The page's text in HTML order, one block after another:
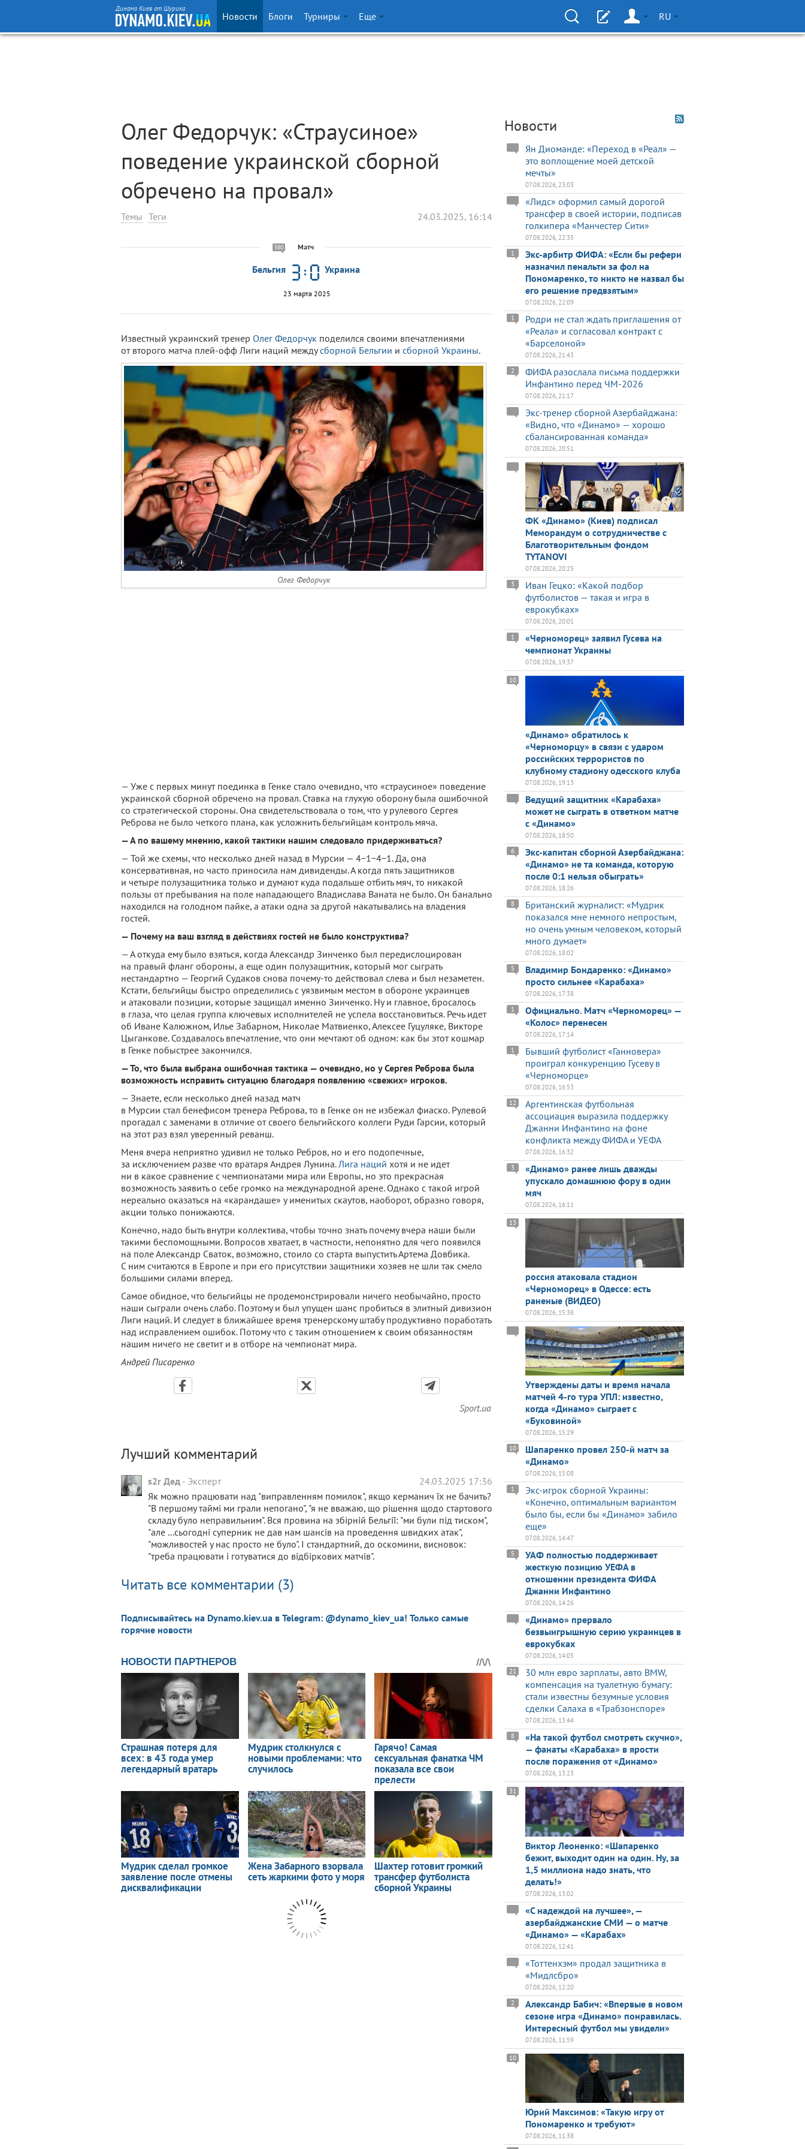
Динамо Киев от Шурика
Новости Блоги Турниры Еще RU
Олег Федорчук: «Страусиное»
поведение украинской сборной
обречено на провал»
Темы Теги 24.03.2025, 16:14
380 Матч
Бельгия Украина
23 марта 2025
Известный украинский тренер Олег Федорчук поделился своими впечатлениями
от второго матча плей-офф Лиги наций междусборной Бельгии и сборной Украины.
Олег Федорчук
— Уже с первых минут поединка в Генке стало очевидно, что «страусиное» поведение
украинской сборной обречено на провал. Ставка на глухую оборону была ошибочной
со стратегической стороны. Она свидетельствовала о том, что у рулевого Сергея
Реброва не было четкого плана, как усложнить бельгийцам контроль мяча.
— А по вашему мнению, какой тактики нашим следовало придерживаться?
— Той же схемы, что несколько дней назад в Мурсии — 4−1−4−1. Да, она
консервативная, но часто приносила нам дивиденды. А когда пять защитников
и четыре полузащитника только и думают куда подальше отбить мяч, то никакой
пользы от пребывания на поле нападающего Владислава Ваната не было. Он банально
находился на голодном пайке, а атаки одна за другой накатывались на владения
гостей.
— Почему на ваш взгляд в действиях гостей не было конструктива?
— А откуда ему было взяться, когда Александр Зинченко был передислоцирован
на правый фланг обороны, а еще один полузащитник, который мог сыграть
нестандартно — Георгий Судаков снова почему-то действовал слева и был незаметен.
Кстати, бельгийцы быстро определились с уязвимым местом в обороне украинцев
и атаковали позиции, которые защищал именно Зинченко. Ну и главное, бросалось
в глаза, что целая группа ключевых исполнителей не успела восстановиться. Речь идет
об Иване Калюжном, Илье Забарном, Николае Матвиенко, Алексее Гуцуляке, Викторе
Цыганкове. Создавалось впечатление, что они мечтают об одном: как бы этот кошмар
в Генке побыстрее закончился.
— То, что была выбрана ошибочная тактика — очевидно, но у Сергея Реброва была
возможность исправить ситуацию благодаря появлению «свежих» игроков.
— Знаете, если несколько дней назад матч
в Мурсии стал бенефисом тренера Реброва, то в Генке он не избежал фиаско. Рулевой
прогадал с заменами в отличие от своего бельгийского коллеги Руди Гарсии, который
на этот раз взял уверенный реванш.
Меня вчера неприятно удивил не только Ребров, но и его подопечные,
за исключением разве что вратаря Андрея Лунина. Лига наций хотя и не идет
ни в какое сравнение с чемпионатами мира или Европы, но это прекрасная
возможность заявить о себе громко на международной арене. Однако с такой игрой
нереально оказаться на «карандаше» у именитых скаутов, наоборот, образно говоря,
акции только понижаются.
Конечно, надо быть внутри коллектива, чтобы точно знать почему вчера наши были
такими беспомощными. Вопросов хватает, в частности, непонятно для чего появился
на поле Александр Сваток, возможно, стоило со старта выпустить Артема Довбика.
С ним считаются в Европе и при его присутствии защитники хозяев не шли так смело
большими силами вперед.
Самое обидное, что бельгийцы не продемонстрировали ничего необычайно, просто
наши сыграли очень слабо. Поэтому и был упущен шанс пробиться в элитный дивизион
Лиги наций. И следует в ближайшее время тренерскому штабу продуктивно поработать
над исправлением ошибок. Потому что с таким отношением к своим обязанностям
нашим ничего не светит и в отборе на чемпионат мира.
Андрей Писаренко
Sport.ua
Лучший комментарий
s2r Дед - Эксперт
24.03.2025 17:36
Як можно працювати над "виправленням помилок", якщо керманич їх не бачить?
"В першому таймі ми грали непогано", "я не вважаю, що рішення щодо стартового
складу було неправильним". Вся провина на збірній Бельгії: "ми були під тиском",
"але ...сьогодні суперник не дав нам шансів на проведення швидких атак",
"можливостей у нас просто не було". І стандартний, до оскомини, висновок:
"треба працювати і готуватися до відбіркових матчів".
Читать все комментарии (3)
Подписывайтесь на Dynamo.kiev.ua в Telegram: @dynamo_kiev_ua! Только самые
горячие новости
Новости
Ян Диоманде: «Переход в «Реал» —
это воплощение моей детской
мечты»
07.08.2026, 23:03
«Лидс» оформил самый дорогой
трансфер в своей истории, подписав
голкипера «Манчестер Сити»
07.08.2026, 22:35
Экс-арбитр ФИФА: «Если бы рефери
назначил пенальти за фол на
Пономаренко, то никто не назвал бы
его решение предвзятым»
1
07.08.2026, 22:09
Родри не стал ждать приглашения от
«Реала» и согласовал контракт с
«Барселоной»
1
07.08.2026, 21:43
ФИФА разослала письма поддержки
Инфантино перед ЧМ-2026
2
07.08.2026, 21:17
Экс-тренер сборной Азербайджана:
«Видно, что «Динамо» — хорошо
сбалансированная команда»
07.08.2026, 20:51
ФК «Динамо» (Киев) подписал
Меморандум о сотрудничестве с
Благотворительным фондом
TYTANOVI
07.08.2026, 20:25
Иван Гецко: «Какой подбор
футболистов — такая и игра в
еврокубках»
3
07.08.2026, 20:01
«Черноморец» заявил Гусева на
чемпионат Украины
1
07.08.2026, 19:37
«Динамо» обратилось к
«Черноморцу» в связи с ударом
российских террористов по
клубному стадиону одесского клуба
10
07.08.2026, 19:13
Ведущий защитник «Карабаха»
может не сыграть в ответном матче
с «Динамо»
07.08.2026, 18:50
Экс-капитан сборной Азербайджана:
«Динамо» не та команда, которую
после 0:1 нельзя обыграть»
6
07.08.2026, 18:26
Британский журналист: «Мудрик
показался мне немного непростым,
но очень умным человеком, который
много думает»
8
07.08.2026, 18:02
Владимир Бондаренко: «Динамо»
просто сильнее «Карабаха»
5
07.08.2026, 17:38
Официально. Матч «Черноморец» —
«Колос» перенесен
1
07.08.2026, 17:14
Бывший футболист «Ганновера»
проиграл конкуренцию Гусеву в
«Черноморце»
1
07.08.2026, 16:53
Аргентинская футбольная
ассоциация выразила поддержку
Джанни Инфантино на фоне
конфликта между ФИФА и УЕФА
12
07.08.2026, 16:32
«Динамо» ранее лишь дважды
упускало домашнюю фору в один
мяч
3
07.08.2026, 16:11
россия атаковала стадион
«Черноморец» в Одессе: есть
раненые (ВИДЕО)
13
07.08.2026, 15:38
Утверждены даты и время начала
матчей 4-го тура УПЛ: известно,
когда «Динамо» сыграет с
«Буковиной»
07.08.2026, 15:29
Шапаренко провел 250-й матч за
«Динамо»
10
07.08.2026, 15:08
Экс-игрок сборной Украины:
«Конечно, оптимальным вариантом
было бы, если бы «Динамо» забило
еще»
1
07.08.2026, 14:47
УАФ полностью поддерживает
жесткую позицию УЕФА в
отношении президента ФИФА
Джанни Инфантино
5
07.08.2026, 14:26
«Динамо» прервало
безвыигрышную серию украинцев в
еврокубках
07.08.2026, 14:05
30 млн евро зарплаты, авто BMW,
компенсация на туалетную бумагу:
стали известны безумные условия
сделки Салаха в «Трабзонспоре»
21
07.08.2026, 13:44
«На такой футбол смотреть скучно»,
— фанаты «Карабаха» в ярости
после поражения от «Динамо»
8
07.08.2026, 13:23
Виктор Леоненко: «Шапаренко
бежит, выходит один на один. Ну, за
1,5 миллиона надо знать, что
делать!»
31
07.08.2026, 13:02
«С надеждой на лучшее», —
азербайджанские СМИ — о матче
«Динамо» — «Карабах»
07.08.2026, 12:41
«Тоттенхэм» продал защитника в
«Мидлсбро»
07.08.2026, 12:20
Александр Бабич: «Впервые в новом
сезоне игра «Динамо» понравилась.
Интересный футбол мы увидели»
2
07.08.2026, 11:59
Юрий Максимов: «Такую игру от
Пономаренко и требуют»
10
07.08.2026, 11:38